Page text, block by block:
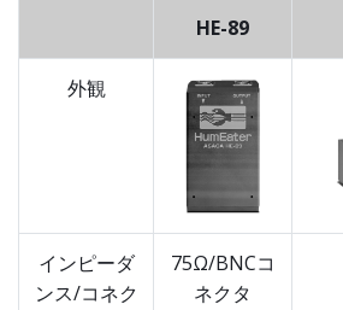
HE-89
外観
インピーダ
ンス/コネク
75Ω/BNCコ
ネクタ